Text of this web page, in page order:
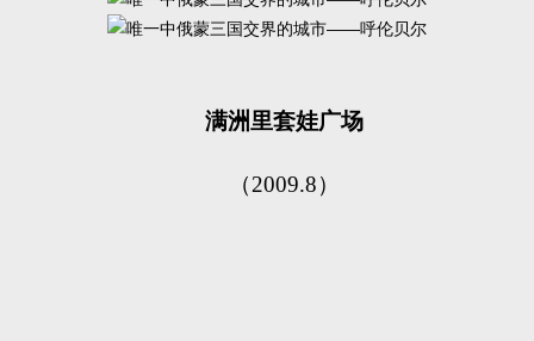
满洲里套娃广场
（2009.8）